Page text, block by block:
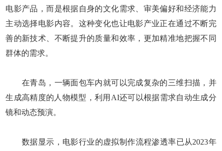
电影产品，而是根据自身的文化需求、审美偏好和经济能力
主动选择电影内容。这种变化也让电影产业正在通过不断完
善的新技术、不断提升的质量和效率，更加精准地把握不同
群体的需求。
在青岛，一辆面包车内就可以完成复杂的三维扫描，并
生成高精度的人物模型，利用AI还可以根据需求自动生成分
镜和动态预演。
数据显示，电影行业的虚拟制作流程渗透率已从2023年